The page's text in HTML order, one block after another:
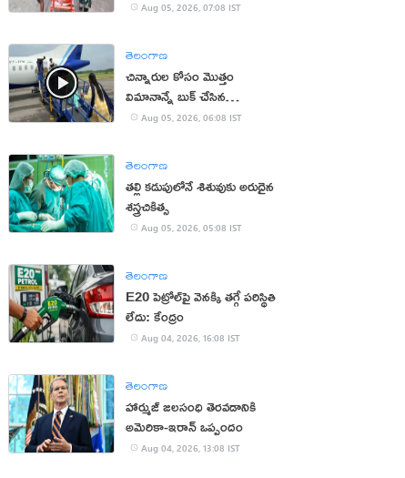
కొడుకు, కోడలు!
Aug 05, 2026, 07:08 IST
తెలంగాణ
చిన్నారుల కోసం మొత్తం
విమానాన్నే బుక్ చేసిన
యూట్యూబర్
Aug 05, 2026, 06:08 IST
తెలంగాణ
తల్లి కడుపులోనే శిశువుకు అరుదైన
శస్త్రచికిత్స
Aug 05, 2026, 05:08 IST
తెలంగాణ
E20 పెట్రోల్‌పై వెనక్కి తగ్గే పరిస్థితి
లేదు: కేంద్రం
Aug 04, 2026, 16:08 IST
తెలంగాణ
హార్ముజ్ జలసంధి తెరవడానికి
అమెరికా-ఇరాన్ ఒప్పందం
Aug 04, 2026, 13:08 IST